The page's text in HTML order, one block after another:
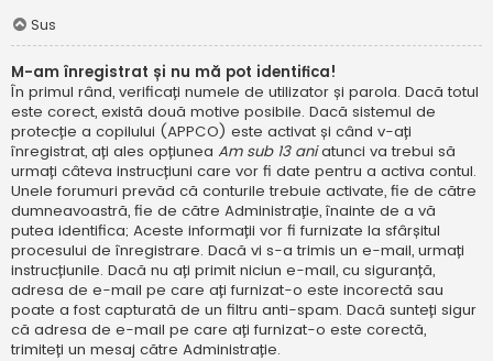
Sus
M-am înregistrat și nu mă pot identifica!
În primul rând, verificați numele de utilizator și parola. Dacă totul
este corect, există două motive posibile. Dacă sistemul de
protecție a copilului (APPCO) este activat și când v-ați
înregistrat, ați ales opțiunea Am sub 13 aniatunci va trebui să
urmați câteva instrucțiuni care vor fi date pentru a activa contul.
Unele forumuri prevăd că conturile trebuie activate, fie de către
dumneavoastră, fie de către Administrație, înainte de a vă
putea identifica; Aceste informații vor fi furnizate la sfârșitul
procesului de înregistrare. Dacă vi s-a trimis un e-mail, urmați
instrucțiunile. Dacă nu ați primit niciun e-mail, cu siguranță,
adresa de e-mail pe care ați furnizat-o este incorectă sau
poate a fost capturată de un filtru anti-spam. Dacă sunteți sigur
că adresa de e-mail pe care ați furnizat-o este corectă,
trimiteți un mesaj către Administrație.